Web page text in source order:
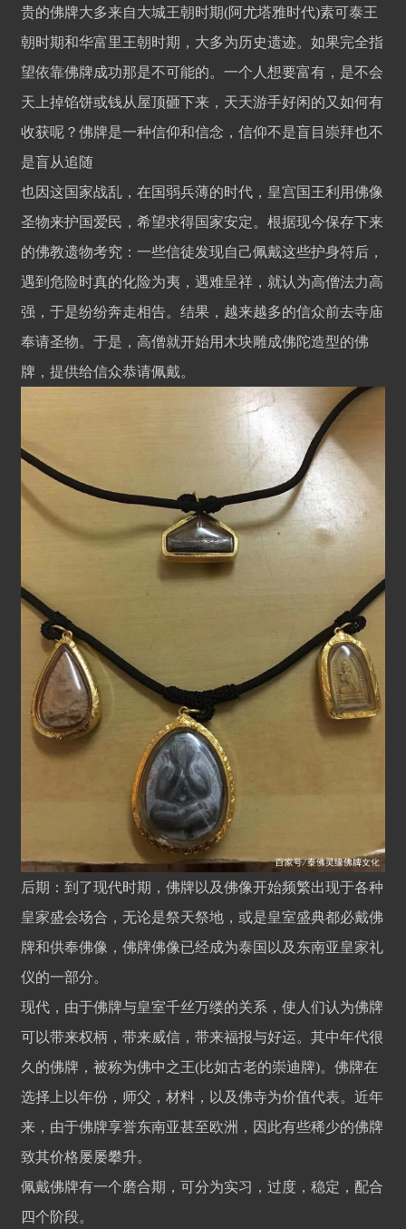
贵的佛牌大多来自大城王朝时期(阿尤塔雅时代)素可泰王
朝时期和华富里王朝时期，大多为历史遗迹。如果完全指
望依靠佛牌成功那是不可能的。一个人想要富有，是不会
天上掉馅饼或钱从屋顶砸下来，天天游手好闲的又如何有
收获呢？佛牌是一种信仰和信念，信仰不是盲目崇拜也不
是盲从追随
也因这国家战乱，在国弱兵薄的时代，皇宫国王利用佛像
圣物来护国爱民，希望求得国家安定。根据现今保存下来
的佛教遗物考究：一些信徒发现自己佩戴这些护身符后，
遇到危险时真的化险为夷，遇难呈祥，就认为高僧法力高
强，于是纷纷奔走相告。结果，越来越多的信众前去寺庙
奉请圣物。于是，高僧就开始用木块雕成佛陀造型的佛
牌，提供给信众恭请佩戴。
后期：到了现代时期，佛牌以及佛像开始频繁出现于各种
皇家盛会场合，无论是祭天祭地，或是皇室盛典都必戴佛
牌和供奉佛像，佛牌佛像已经成为泰国以及东南亚皇家礼
仪的一部分。
现代，由于佛牌与皇室千丝万缕的关系，使人们认为佛牌
可以带来权柄，带来威信，带来福报与好运。其中年代很
久的佛牌，被称为佛中之王(比如古老的崇迪牌)。佛牌在
选择上以年份，师父，材料，以及佛寺为价值代表。近年
来，由于佛牌享誉东南亚甚至欧洲，因此有些稀少的佛牌
致其价格屡屡攀升。
佩戴佛牌有一个磨合期，可分为实习，过度，稳定，配合
四个阶段。